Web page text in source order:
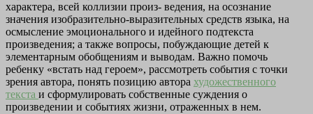
характера, всей коллизии произ- ведения, на осознание
значения изобразительно-выразительных средств языка, на
осмысление эмоционального и идейного подтекста
произведения; а также вопросы, побуждающие детей к
элементарным обобщениям и выводам. Важно помочь
ребенку «встать над героем», рассмотреть события с точки
зрения автора, понять позицию автора художественного
текста и сформулировать собственные суждения о
произведении и событиях жизни, отраженных в нем.